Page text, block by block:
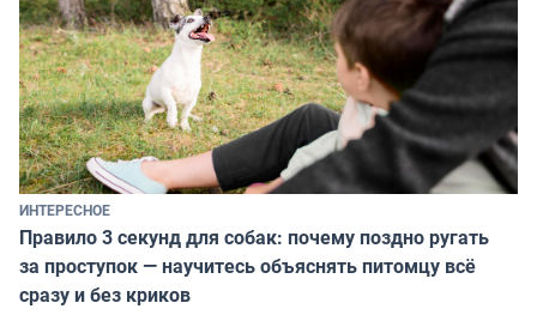
ИНТЕРЕСНОЕ
Правило 3 секунд для собак: почему поздно ругать
за проступок — научитесь объяснять питомцу всё
сразу и без криков